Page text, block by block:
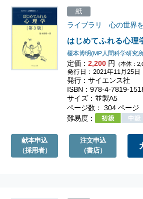
はじめてふれる心理
ライブラリ 心の世界
榎本博明(MP人間科学研究
定価：2,200 円 （本体：
紙
発行日：2021年11月25日
発行：サイエンス社
ISBN：978-4-7819-
サイズ：並製A5
ページ数： 304 ページ
難易度：
献本申込
（採用者）
注文申込
（書店）